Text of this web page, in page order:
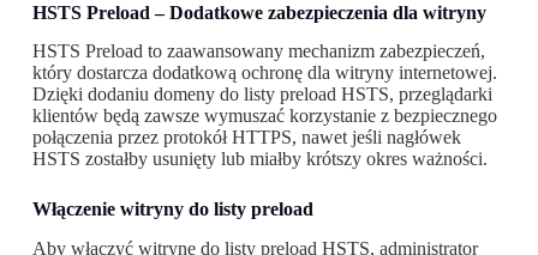
HSTS Preload – Dodatkowe zabezpieczenia dla witryny
HSTS Preload to zaawansowany mechanizm zabezpieczeń,
który dostarcza dodatkową ochronę dla witryny internetowej.
Dzięki dodaniu domeny do listy preload HSTS, przeglądarki
klientów będą zawsze wymuszać korzystanie z bezpiecznego
połączenia przez protokół HTTPS, nawet jeśli nagłówek
HSTS zostałby usunięty lub miałby krótszy okres ważności.
Włączenie witryny do listy preload
Aby włączyć witrynę do listy preload HSTS, administrator